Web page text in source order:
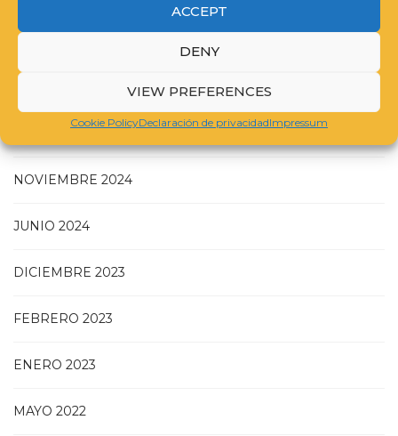
ACCEPT
DENY
VIEW PREFERENCES
Cookie PolicyDeclaración de privacidadImpressum
MAYO 2025
NOVIEMBRE 2024
JUNIO 2024
DICIEMBRE 2023
FEBRERO 2023
ENERO 2023
MAYO 2022